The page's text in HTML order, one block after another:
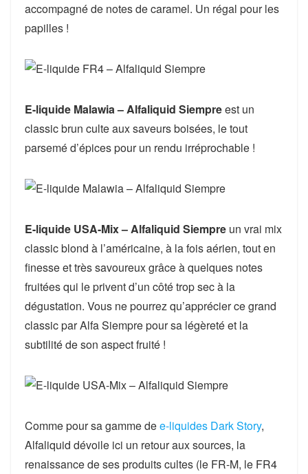
accompagné de notes de caramel. Un régal pour les
papilles !
E-liquide Malawia – Alfaliquid Siempreest un
classic brun culte aux saveurs boisées, le tout
parsemé d’épices pour un rendu irréprochable !
E-liquide USA-Mix – Alfaliquid Siempre un vrai mix
classic blond à l’américaine, à la fois aérien, tout en
finesse et très savoureux grâce à quelques notes
fruitées qui le privent d’un côté trop sec à la
dégustation. Vous ne pourrez qu’apprécier ce grand
classic par Alfa Siempre pour sa légèreté et la
subtilité de son aspect fruité !
Comme pour sa gamme dee-liquides Dark Story,
Alfaliquid dévoile ici un retour aux sources, la
renaissance de ses produits cultes (le FR-M, le FR4